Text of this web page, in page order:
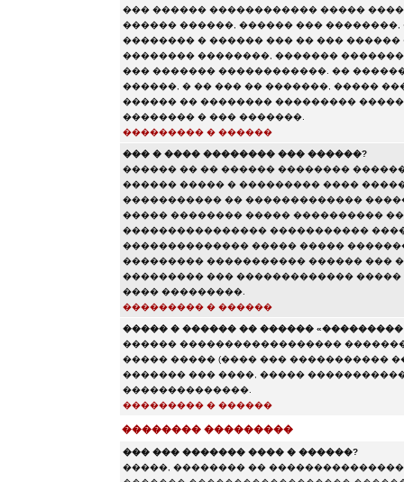
��� ������ ������������ �����
������ ������, ������ ���
�������� � ������ ��� �� ���
�������� ��������, �������
��� ������� ������������. ��
������, � �� ��� �� �������, �����
������ �� �������� ���������
�������� � ��� �������.
��������� � ������
��� � ���� �������� ��� ������?
������ �� �� ������ ��������
������ ����� � ��������� ����
����������� �� �������������
����� �������� ����� ����������
���������������� �����������
�������������� ����� �����
��������� ����������� ������ ���
��������� ��� �������������
���� ���������.
��������� � ������
����� � ������ �� ������ «���������
������ ������������������
����� ����� (���� ��� �����������
������� ��� ����, �����
��������������.
��������� � ������
�������� ���������
��� ��� ������� ���� � ������?
�����, �������� ��